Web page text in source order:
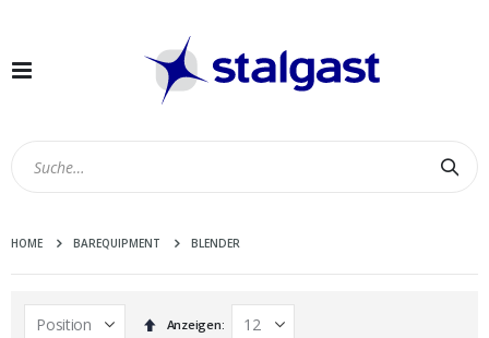
Navigation
HOME BAREQUIPMENT BLENDER
InAnzeigen